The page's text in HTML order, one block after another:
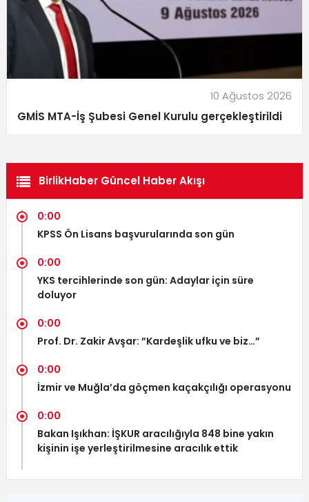
10 Ağustos 2026
GMİS MTA-İş Şubesi Genel Kurulu gerçekleştirildi
BirlikHaber Güncel Haber Akışı
0:00
KPSS Ön Lisans başvurularında son gün
0:00
YKS tercihlerinde son gün: Adaylar için süre
doluyor
0:00
Prof. Dr. Zakir Avşar: ”Kardeşlik ufku ve biz…”
0:00
İzmir ve Muğla’da göçmen kaçakçılığı operasyonu
0:00
Bakan Işıkhan: İŞKUR aracılığıyla 848 bine yakın
kişinin işe yerleştirilmesine aracılık ettik